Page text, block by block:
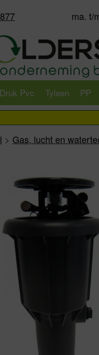
ma. t/
Druk Pvc Tyleen PP
> Gas, lucht en